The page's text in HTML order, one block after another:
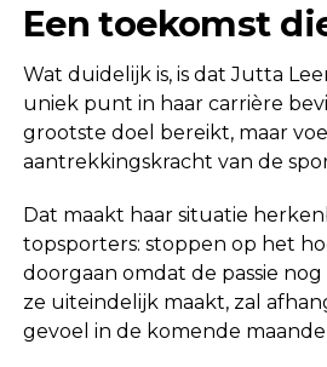
Een toekomst
Wat duidelijk is, is dat Jutta
uniek punt in haar carrière
grootste doel bereikt, maar
aantrekkingskracht van de
Dat maakt haar situatie
topsporters: stoppen op het
doorgaan omdat de passie
ze uiteindelijk maakt, zal
gevoel in de komende